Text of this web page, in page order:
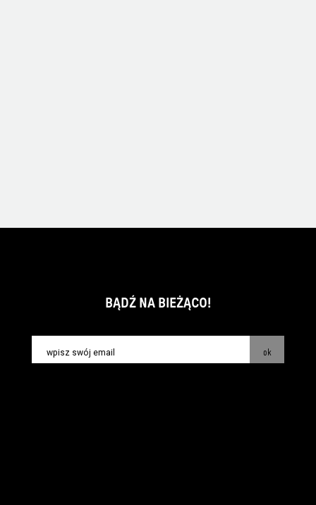
BĄDŹ NA BIEŻĄCO!
ok